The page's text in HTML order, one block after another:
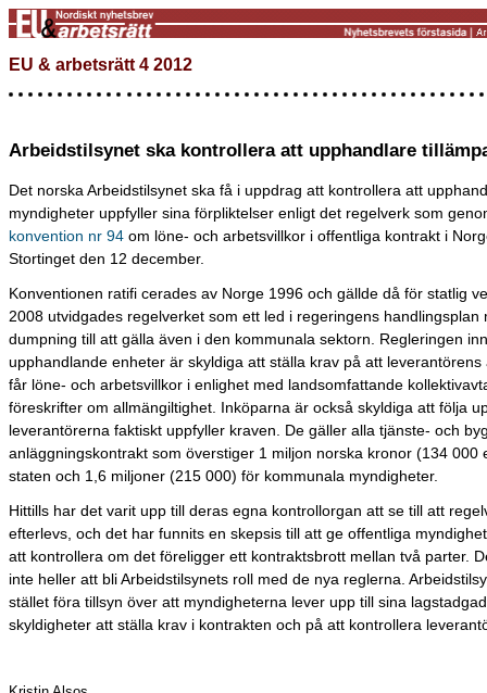
EU & arbetsrätt 4 2012
Arbeidstilsynet ska kontrollera att upphandlare
Det norska Arbeidstilsynet ska få i uppdrag att kontrollera att
myndigheter uppfyller sina förpliktelser enligt det regelverk som
konvention nr 94 om löne- och arbetsvillkor i offentliga kontrakt i
Stortinget den 12 december.
Konventionen ratifi cerades av Norge 1996 och gällde då för statlig
2008 utvidgades regelverket som ett led i regeringens handlingsplan
dumpning till att gälla även i den kommunala sektorn. Regleringen
upphandlande enheter är skyldiga att ställa krav på att leverantörens
får löne- och arbetsvillkor i enlighet med landsomfattande
föreskrifter om allmängiltighet. Inköparna är också skyldiga att följa
leverantörerna faktiskt uppfyller kraven. De gäller alla tjänste- och
anläggningskontrakt som överstiger 1 miljon norska kronor (134 000
staten och 1,6 miljoner (215 000) för kommunala myndigheter.
Hittills har det varit upp till deras egna kontrollorgan att se till att
efterlevs, och det har funnits en skepsis till att ge offentliga
att kontrollera om det föreligger ett kontraktsbrott mellan två parter.
inte heller att bli Arbeidstilsynets roll med de nya reglerna.
stället föra tillsyn över att myndigheterna lever upp till sina
skyldigheter att ställa krav i kontrakten och på att kontrollera